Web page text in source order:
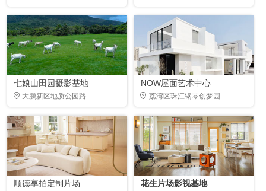
七娘山田园摄影基地
大鹏新区地质公园路
NOW屋面艺术中心
荔湾区珠江钢琴创梦园
顺德享拍定制片场 花生片场影视基地